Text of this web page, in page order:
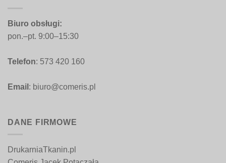
Biuro obsługi:
pon.–pt. 9:00–15:30
Telefon: 573 420 160
Email : biuro@comeris.pl
DANE FIRMOWE
DrukarniaTkanin.pl